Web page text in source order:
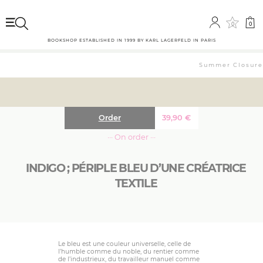
0 0
BOOKSHOP ESTABLISHED IN 1999 BY KARL LAGERFELD IN PARIS
Summer
INDIGO ; PÉRIPLE BLEU D’UNE CRÉATRICE
TEXTILE
39,90€
Order
··· On order ···
Le bleu est une couleur universelle, celle de
l’humble comme du noble, du rentier comme
de l’industrieux, du travailleur manuel comme